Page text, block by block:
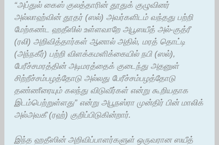
“அப்துல் கைஸ் குலத்தாரின் தூதுக் குழுவினர்
அல்லாஹ்வின் தூதர் (ஸல்) அவர்களிடம் வந்தது பற்றி
மேற்கண்ட ஹதீஸில் உள்ளவாறே அபூஸயீத் அல்-குத்ரீ
(ரலி) அறிவித்தார்கள் ஆனால் அதில், மரத் தொட்டி
(அந்நகீர்) பற்றி விளக்கமளிக்கையில் நபி (ஸல்),
பேரீச்சமரத்தின் அடிமரத்தைக் குடைந்து அதனுள்
சிற்றீச்சம்பழத்தோடு அல்லது பேரீச்சம்பழத்தோடு
தண்ணீரையும் கலந்து விடுவீர்கள் என்று கூறியதாக
இடம்பெற்றுள்ளது” என்று அபூநஸ்ரா முன்திர் பின் மாலிக்
அல்அவகீ (ரஹ்) குறிப்பிடுகின்றார்.
இந்த ஹதீஸின் அறிவிப்பாளர்களுள் ஒருவரான ஸயீத்